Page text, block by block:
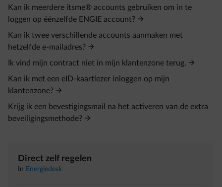
Kan ik meerdere itsme® accounts gebruiken om in te
loggen op éénzelfde ENGIE account?
Kan ik twee verschillende accounts aanmaken met
hetzelfde e‑mailadres?
Ik vind mijn contract niet in mijn klantenzone terug.
Kan ik met een eID‑kaartlezer inloggen op mijn
klantenzone?
Krijg ik een bevestigingsmail na het activeren van de extra
beveiligingsmethode?
Direct zelf regelen
In Energiedesk